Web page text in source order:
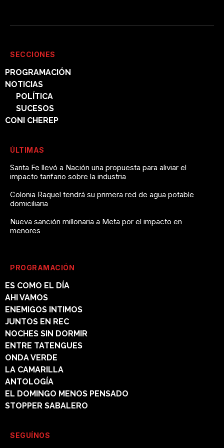
SECCIONES
PROGRAMACIÓN
NOTICIAS
POLÍTICA
SUCESOS
CONI CHEREP
ÚLTIMAS
Santa Fe llevó a Nación una propuesta para aliviar el
impacto tarifario sobre la industria
Colonia Raquel tendrá su primera red de agua potable
domiciliaria
Nueva sanción millonaria a Meta por el impacto en
menores
PROGRAMACIÓN
ES COMO EL DÍA
AHI VAMOS
ENEMIGOS INTIMOS
JUNTOS EN REC
NOCHES SIN DORMIR
ENTRE TATENGUES
ONDA VERDE
LA CAMARILLA
ANTOLOGÍA
EL DOMINGO MENOS PENSADO
STOPPER SABALERO
SEGUÍNOS